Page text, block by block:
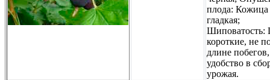
плода: Кожица
гладкая;
короткие, не
длине побегов,
удобство в
урожая.